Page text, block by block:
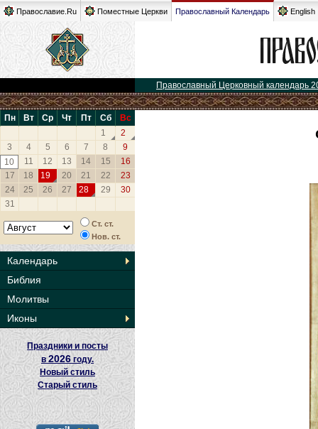
Православие.Ru Поместные Церкви Православный Календарь English
Православный Церковный календарь
Пн Вт Ср Чт Пт Сб
Вс
1
2
3
4 5 6 7 8
9
10
11 12 13 14 15
16
17
18 19 20 21 22
23
24
25 26 27 28 29
30
31
Ст. ст.
Нов. ст.
Календарь
Библия
Молитвы
Иконы
Праздники и посты
в2026 году.
Новый стиль
Старый стиль